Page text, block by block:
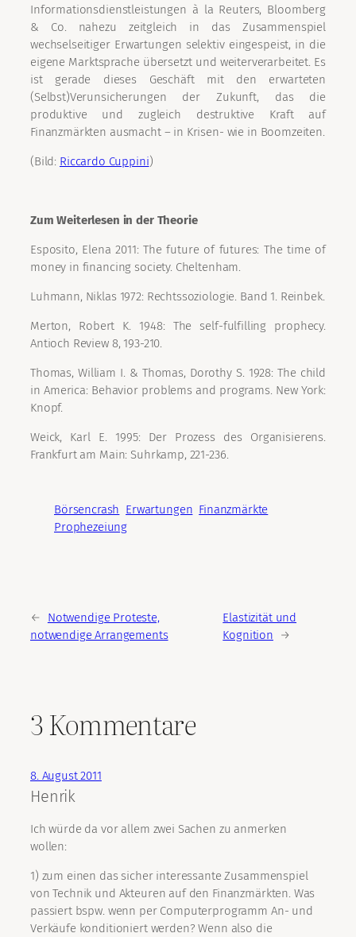
Informationsdienstleistungen à la Reuters, Bloomberg
& Co. nahezu zeitgleich in das Zusammenspiel
wechselseitiger Erwartungen selektiv eingespeist, in die
eigene Marktsprache übersetzt und weiterverarbeitet. Es
ist gerade dieses Geschäft mit den erwarteten
(Selbst)Verunsicherungen der Zukunft, das die
produktive und zugleich destruktive Kraft auf
Finanzmärkten ausmacht – in Krisen- wie in Boomzeiten.
(Bild: Riccardo Cuppini)
Zum Weiterlesen in der Theorie
Esposito, Elena 2011: The future of futures: The time of
money in financing society. Cheltenham.
Luhmann, Niklas 1972: Rechtssoziologie. Band 1. Reinbek.
Merton, Robert K. 1948: The self-fulfilling prophecy.
Antioch Review 8, 193-210.
Thomas, William I. & Thomas, Dorothy S. 1928: The child
in America: Behavior problems and programs. New York:
Knopf.
Weick, Karl E. 1995: Der Prozess des Organisierens.
Frankfurt am Main: Suhrkamp, 221-236.
Börsencrash Erwartungen Finanzmärkte
Prophezeiung
←
Notwendige Proteste,
notwendige Arrangements
Elastizität und
Kognition
→
3 Kommentare
8. August 2011
Henrik
Ich würde da vor allem zwei Sachen zu anmerken
wollen:
1) zum einen das sicher interessante Zusammenspiel
von Technik und Akteuren auf den Finanzmärkten. Was
passiert bspw. wenn per Computerprogramm An- und
Verkäufe konditioniert werden? Wenn also die